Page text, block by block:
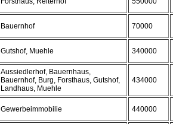
Bauernhof 70000
Gutshof, Muehle 340000
Aussiedlerhof, Bauernhaus,
Bauernhof, Burg, Forsthaus, Gutshof,
Landhaus, Muehle
434000
Gewerbeimmobilie 440000